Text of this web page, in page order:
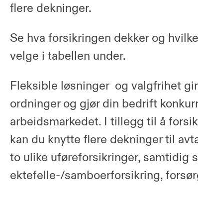
flere dekninger.
Se hva forsikringen dekker og
velge i tabellen under.
Fleksible løsninger og valgfrihet
ordninger og gjør din bedrift
arbeidsmarkedet. I tillegg til å
kan du knytte flere dekninger til
to ulike uføreforsikringer, samtidig
ektefelle-/samboerforsikring,